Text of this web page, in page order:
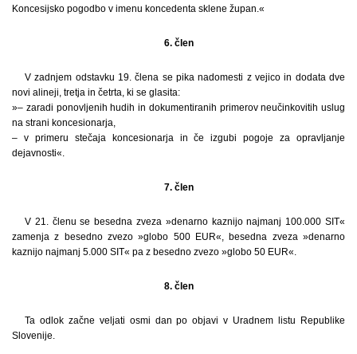
Koncesijsko pogodbo v imenu koncedenta sklene župan.«
6. člen
V zadnjem odstavku 19. člena se pika nadomesti z vejico in dodata dve
novi alineji, tretja in četrta, ki se glasita:
»– zaradi ponovljenih hudih in dokumentiranih primerov neučinkovitih uslug
na strani koncesionarja,
– v primeru stečaja koncesionarja in če izgubi pogoje za opravljanje
dejavnosti«.
7. člen
V 21. členu se besedna zveza »denarno kaznijo najmanj 100.000 SIT«
zamenja z besedno zvezo »globo 500 EUR«, besedna zveza »denarno
kaznijo najmanj 5.000 SIT« pa z besedno zvezo »globo 50 EUR«.
8. člen
Ta odlok začne veljati osmi dan po objavi v Uradnem listu Republike
Slovenije.